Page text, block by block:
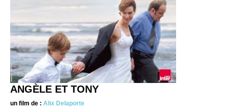
ANGÈLE ET TONY
un film de : Alix Delaporte